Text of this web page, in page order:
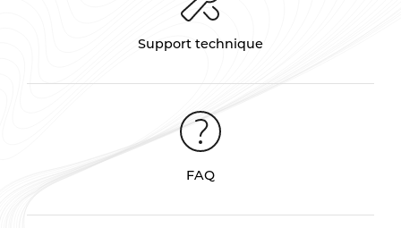
Support technique
FAQ